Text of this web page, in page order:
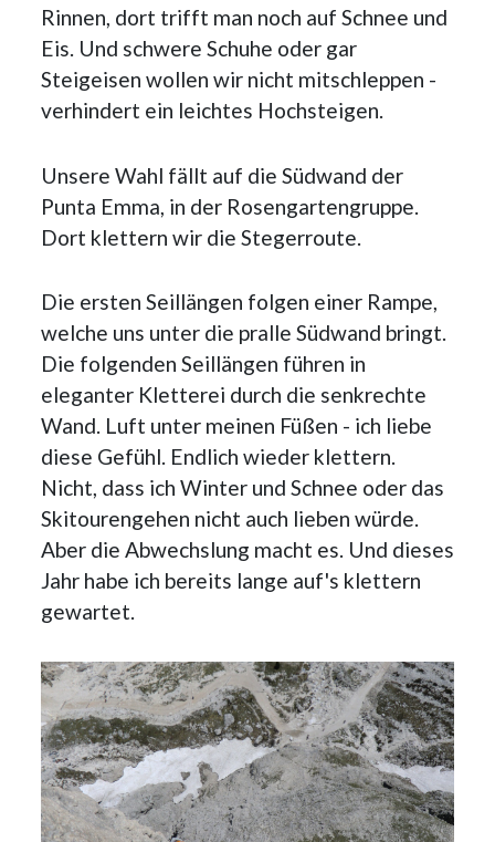
Rinnen, dort trifft man noch auf Schnee und
Eis. Und schwere Schuhe oder gar
Steigeisen wollen wir nicht mitschleppen -
verhindert ein leichtes Hochsteigen.
Unsere Wahl fällt auf die Südwand der
Punta Emma, in der Rosengartengruppe.
Dort klettern wir die Stegerroute.
Die ersten Seillängen folgen einer Rampe,
welche uns unter die pralle Südwand bringt.
Die folgenden Seillängen führen in
eleganter Kletterei durch die senkrechte
Wand. Luft unter meinen Füßen - ich liebe
diese Gefühl. Endlich wieder klettern.
Nicht, dass ich Winter und Schnee oder das
Skitourengehen nicht auch lieben würde.
Aber die Abwechslung macht es. Und dieses
Jahr habe ich bereits lange auf's klettern
gewartet.